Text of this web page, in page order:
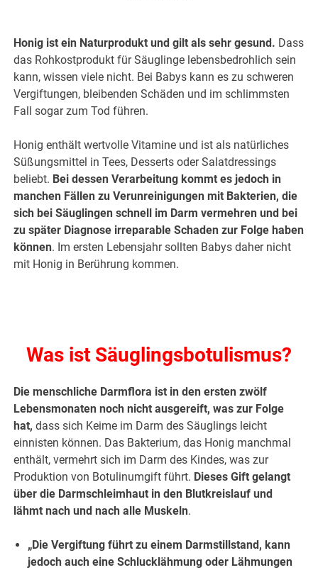
Honig ist ein Naturprodukt und gilt als sehr gesund. Dass
das Rohkostprodukt für Säuglinge lebensbedrohlich sein
kann, wissen viele nicht. Bei Babys kann es zu schweren
Vergiftungen, bleibenden Schäden und im schlimmsten
Fall sogar zum Tod führen.
Honig enthält wertvolle Vitamine und ist als natürliches
Süßungsmittel in Tees, Desserts oder Salatdressings
beliebt. Bei dessen Verarbeitung kommt es jedoch in
manchen Fällen zu Verunreinigungen mit Bakterien, die
sich bei Säuglingen schnell im Darm vermehren und bei
zu später Diagnose irreparable Schaden zur Folge haben
können. Im ersten Lebensjahr sollten Babys daher nicht
mit Honig in Berührung kommen.
Was ist Säuglingsbotulismus?
Die menschliche Darmflora ist in den ersten zwölf
Lebensmonaten noch nicht ausgereift, was zur Folge
hat, dass sich Keime im Darm des Säuglings leicht
einnisten können. Das Bakterium, das Honig manchmal
enthält, vermehrt sich im Darm des Kindes, was zur
Produktion von Botulinumgift führt. Dieses Gift gelangt
über die Darmschleimhaut in den Blutkreislauf und
lähmt nach und nach alle Muskeln.
„Die Vergiftung führt zu einem Darmstillstand, kann
jedoch auch eine Schlucklähmung oder Lähmungen